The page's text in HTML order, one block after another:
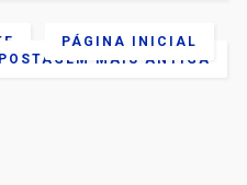
POSTAGEM MAIS ANTIGA
PÁGINA INICIAL